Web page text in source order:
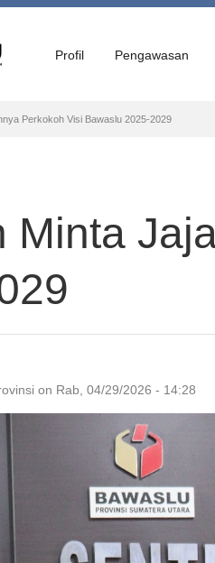
Profil Pengawasan
Perkokoh Visi Bawaslu 2025-2029
Minta
on Rab, 04/29/2026 - 14:28